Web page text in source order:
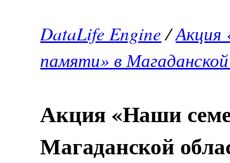
DataLife Engine/Акция
памяти» в
Акция «Наши
Магаданской